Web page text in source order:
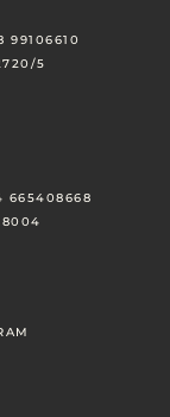
99106610
5
665408668